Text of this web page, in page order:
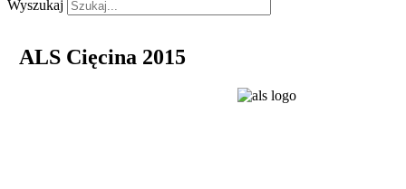
Wyszukaj
ALS Cięcina 2015